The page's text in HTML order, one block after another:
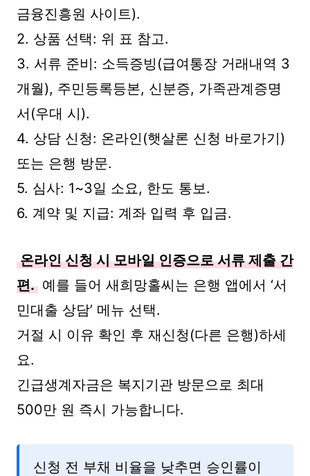
금융진흥원 사이트).
2. 상품 선택: 위 표 참고.
3. 서류 준비: 소득증빙(급여통장 거래내역 3
개월), 주민등록등본, 신분증, 가족관계증명
서(우대 시).
4. 상담 신청: 온라인(햇살론 신청 바로가기)
또는 은행 방문.
5. 심사: 1~3일 소요, 한도 통보.
6. 계약 및 지급: 계좌 입력 후 입금.
온라인 신청 시 모바일 인증으로 서류 제출 간
편. 예를 들어 새희망홀씨는 은행 앱에서 ‘서
민대출 상담’ 메뉴 선택.
거절 시 이유 확인 후 재신청(다른 은행)하세
요.
긴급생계자금은 복지기관 방문으로 최대
500만 원 즉시 가능합니다.
신청 전 부채 비율을 낮추면 승인률이